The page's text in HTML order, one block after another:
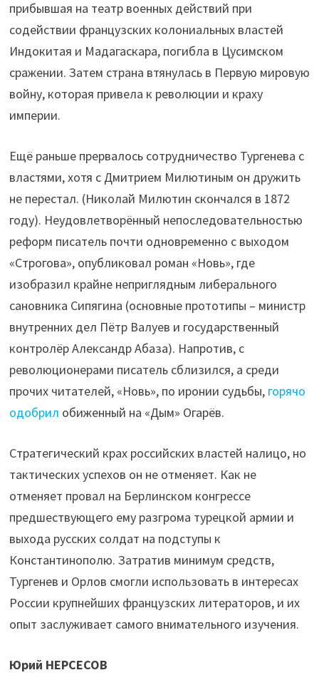
прибывшая на театр военных действий при
содействии французских колониальных властей
Индокитая и Мадагаскара, погибла в Цусимском
сражении. Затем страна втянулась в Первую мировую
войну, которая привела к революции и краху
империи.
Ещё раньше прервалось сотрудничество Тургенева с
властями, хотя с Дмитрием Милютиным он дружить
не перестал. (Николай Милютин скончался в 1872
году). Неудовлетворённый непоследовательностью
реформ писатель почти одновременно с выходом
«Строгова», опубликовал роман «Новь», где
изобразил крайне неприглядным либерального
сановника Сипягина (основные прототипы – министр
внутренних дел Пётр Валуев и государственный
контролёр Александр Абаза). Напротив, с
революционерами писатель сблизился, а среди
прочих читателей, «Новь», по иронии судьбы, горячо
одобрил обиженный на «Дым» Огарёв.
Стратегический крах российских властей налицо, но
тактических успехов он не отменяет. Как не
отменяет провал на Берлинском конгрессе
предшествующего ему разгрома турецкой армии и
выхода русских солдат на подступы к
Константинополю. Затратив минимум средств,
Тургенев и Орлов смогли использовать в интересах
России крупнейших французских литераторов, и их
опыт заслуживает самого внимательного изучения.
Юрий НЕРСЕСОВ